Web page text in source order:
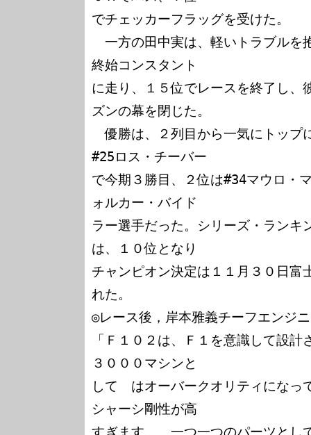
でチェッカーフラッグを受けた。
一方の田中実は、軽いトラブルを
終始コンスタント
に走り、１５位でレースを終了し、
ズンの幕を閉じた。
優勝は、２列目から一気にトップ
#25ロス・チーバー
で今期３勝目、２位は#34マウロ・
ォルカー・バイド
ラー選手だった。シリーズ・ランキ
は、１０位となり
チャンピオン決定は１１月３０日富
れた。
◎レース後，岸本雅義チーフエンジ
「Ｆ１０２は、Ｆ１を意識して設
３０００マシンと
して　はオーバークオリティになっ
シャーシ剛性が高
すぎます。　一つ一つのパーツとし